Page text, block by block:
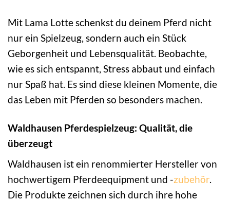
Mit Lama Lotte schenkst du deinem Pferd nicht
nur ein Spielzeug, sondern auch ein Stück
Geborgenheit und Lebensqualität. Beobachte,
wie es sich entspannt, Stress abbaut und einfach
nur Spaß hat. Es sind diese kleinen Momente, die
das Leben mit Pferden so besonders machen.
Waldhausen Pferdespielzeug: Qualität, die
überzeugt
Waldhausen ist ein renommierter Hersteller von
hochwertigem Pferdeequipment und -zubehör.
Die Produkte zeichnen sich durch ihre hohe